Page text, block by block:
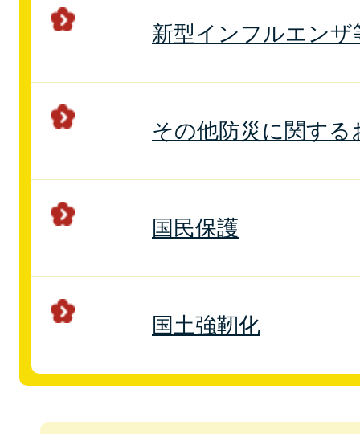
新型インフルエンザ
その他防災に関する
国民保護
国土強靭化